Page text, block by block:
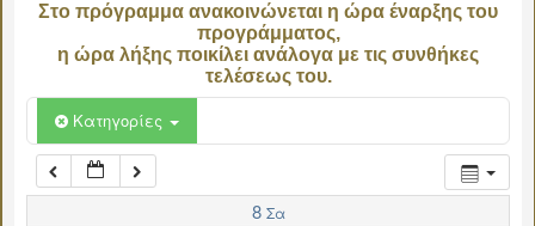
Στο πρόγραμμα ανακοινώνεται η ώρα έναρξης του
προγράμματος,
η ώρα λήξης ποικίλει ανάλογα με τις συνθήκες
τελέσεως του.
Κατηγορίες
8 Σα
06:00
07:00